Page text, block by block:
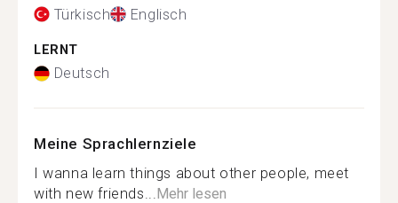
Türkisch Englisch
LERNT
Deutsch
Meine Sprachlernziele
I wanna learn things about other people, meet
with new friends...Mehr lesen